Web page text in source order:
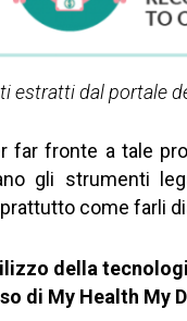
estratti dal portale
far fronte a tale
gli strumenti
come farli
della
di My Health My